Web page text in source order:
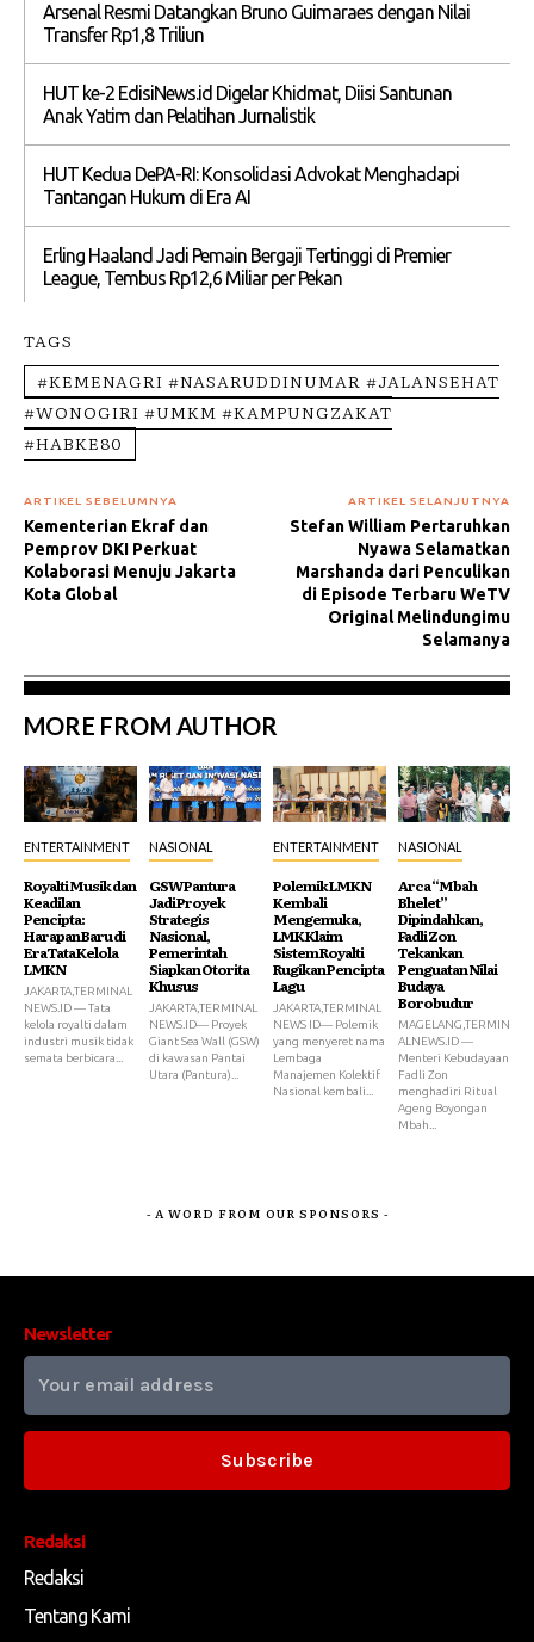
Arsenal Resmi Datangkan Bruno Guimaraes dengan Nilai
Transfer Rp1,8 Triliun
HUT ke-2 EdisiNews.id Digelar Khidmat, Diisi Santunan
Anak Yatim dan Pelatihan Jurnalistik
HUT Kedua DePA-RI: Konsolidasi Advokat Menghadapi
Tantangan Hukum di Era AI
Erling Haaland Jadi Pemain Bergaji Tertinggi di Premier
League, Tembus Rp12,6 Miliar per Pekan
TAGS
#KEMENAGRI #NASARUDDINUMAR #JALANSEHAT
#WONOGIRI #UMKM #KAMPUNGZAKAT
#HABKE80
ARTIKEL SEBELUMNYA
Kementerian Ekraf dan
Pemprov DKI Perkuat
Kolaborasi Menuju Jakarta
Kota Global
ARTIKEL SELANJUTNYA
Stefan William Pertaruhkan
Nyawa Selamatkan
Marshanda dari Penculikan
di Episode Terbaru WeTV
Original Melindungimu
Selamanya
MORE FROM AUTHOR
ENTERTAINMENT
Royalti Musik dan
Keadilan
Pencipta:
Harapan Baru di
Era Tata Kelola
LMKN
JAKARTA,TERMINAL
NEWS.ID — Tata
kelola royalti dalam
industri musik tidak
semata berbicara...
NASIONAL
GSW Pantura
Jadi Proyek
Strategis
Nasional,
Pemerintah
Siapkan Otorita
Khusus
JAKARTA,TERMINAL
NEWS.ID— Proyek
Giant Sea Wall (GSW)
di kawasan Pantai
Utara (Pantura)...
ENTERTAINMENT
Polemik LMKN
Kembali
Mengemuka,
LMK Klaim
Sistem Royalti
Rugikan Pencipta
Lagu
JAKARTA,TERMINAL
NEWS ID— Polemik
yang menyeret nama
Lembaga
Manajemen Kolektif
Nasional kembali...
NASIONAL
Arca “Mbah
Bhelet”
Dipindahkan,
Fadli Zon
Tekankan
Penguatan Nilai
Budaya
Borobudur
MAGELANG,TERMIN
ALNEWS.ID —
Menteri Kebudayaan
Fadli Zon
menghadiri Ritual
Ageng Boyongan
Mbah...
- A WORD FROM OUR SPONSORS -
Redaksi
Redaksi
Tentang Kami
Newsletter
Subscribe